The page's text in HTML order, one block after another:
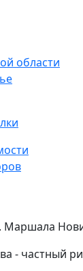
области
Маршала
- частный